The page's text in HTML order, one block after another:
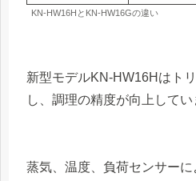
KN-HW16HとKN-HW16Gの違い
新型モデルKN-HW16Hはト
し、調理の精度が向上してい
蒸気、温度、負荷センサー